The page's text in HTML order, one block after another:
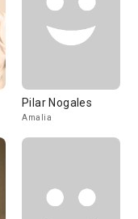
Pilar Nogales
Amalia